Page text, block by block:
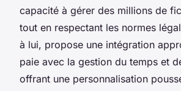
capacité à gérer des millions de
tout en respectant les normes
à lui, propose une intégration
paie avec la gestion du temps et
offrant une personnalisation